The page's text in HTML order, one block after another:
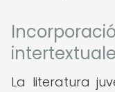
La literatura